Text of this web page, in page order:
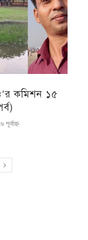
কমিশন ১৫